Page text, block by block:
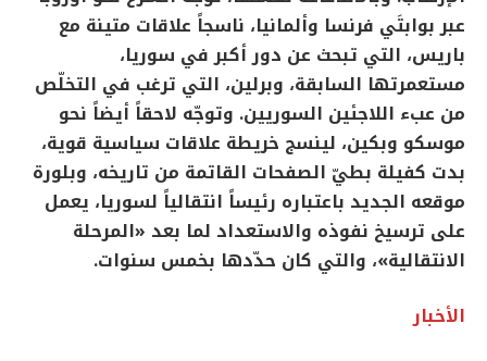
عبر بوابتَي فرنسا وألمانيا، ناسجاً علاقات متينة مع
باريس، التي تبحث عن دور أكبر في سوريا،
مستعمرتها السابقة، وبرلين، التي ترغب في التخلّص
من عبء اللاجئين السوريين. وتوجّه لاحقاً أيضاً نحو
موسكو وبكين، لينسج خريطة علاقات سياسية قوية،
بدت كفيلة بطيّ الصفحات القاتمة من تاريخه، وبلورة
موقعه الجديد باعتباره رئيساً انتقالياً لسوريا، يعمل
على ترسيخ نفوذه والاستعداد لما بعد «المرحلة
الانتقالية»، والتي كان حدّدها بخمس سنوات.
الأخبار